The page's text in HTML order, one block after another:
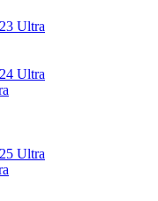
Ultra
Ultra
Ultra